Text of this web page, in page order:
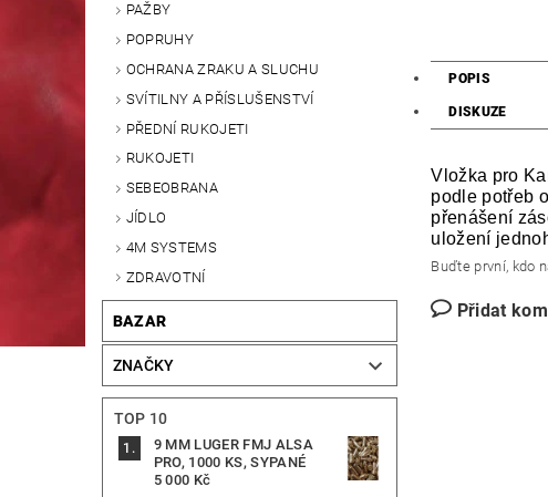
PAŽBY
POPRUHY
OCHRANA ZRAKU A SLUCHU
SVÍTILNY A PŘÍSLUŠENSTVÍ
PŘEDNÍ RUKOJETI
RUKOJETI
SEBEOBRANA
JÍDLO
4M SYSTEMS
ZDRAVOTNÍ
BAZAR
ZNAČKY
TOP 10
9 MM LUGER FMJ ALSA
PRO, 1000 KS, SYPANÉ
5 000 Kč
POPIS
DISKUZE
Vložka pro
podle potřeb
přenášení
uložení
Buďte první, kdo
Přidat